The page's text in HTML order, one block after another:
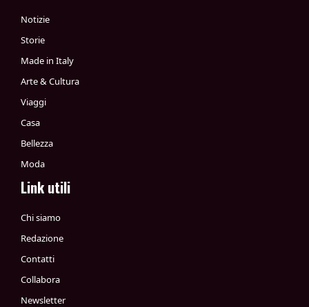
Notizie
Storie
Made in Italy
Arte & Cultura
Viaggi
Casa
Bellezza
Moda
Link utili
Chi siamo
Redazione
Contatti
Collabora
Newsletter